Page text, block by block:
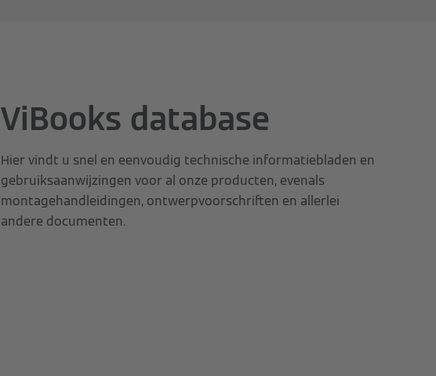
ViBooks database
Hier vindt u snel en eenvoudig technische informatiebladen en
gebruiksaanwijzingen voor al onze producten, evenals
montagehandleidingen, ontwerpvoorschriften en allerlei
andere documenten.